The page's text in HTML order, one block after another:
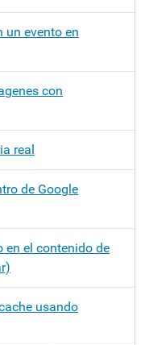
un evento en
con
real
de Google
en el contenido de
usando